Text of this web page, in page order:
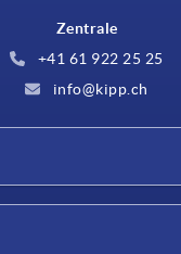
Zentrale
+41 61 922 25 25
info@kipp.ch